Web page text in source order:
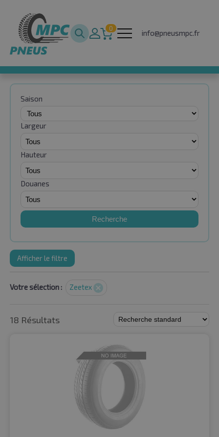
0
info@pneusmpc.fr
Saison
Largeur
Hauteur
Douanes
Recherche
Afficher le filtre
Votre sélection : Zeetex
18 Résultats